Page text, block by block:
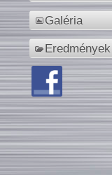
Galéria
Eredmények